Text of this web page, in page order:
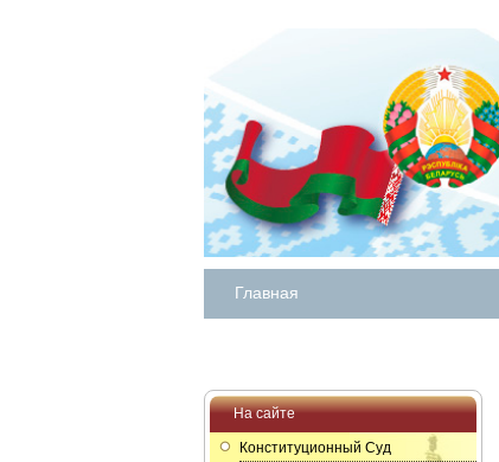
Главная
На сайте
Конституционный Суд